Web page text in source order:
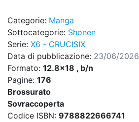
Categorie: Manga
Sottocategorie: Shonen
Serie: X6 - CRUCISIX
Data di pubblicazione: 23/06/2026
Formato: 12.8x18 , b/n
Pagine: 176
Brossurato
Sovraccoperta
Codice ISBN: 9788822666741